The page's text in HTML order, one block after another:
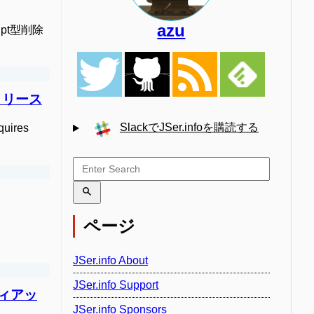
型削除
ース
アッ
azu
SlackでJSer.infoを購読する
ページ
JSer.info About
JSer.info Support
JSer.info Sponsors